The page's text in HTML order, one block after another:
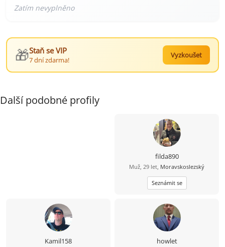
🎁Staň se VIP
7 dní zdarma!
Vyzkoušet
Další podobné profily
filda890
Muž, 29 let, Moravskoslezský
Seznámit se
Kamil158 howlet